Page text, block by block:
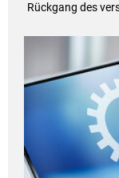
Rückgang des